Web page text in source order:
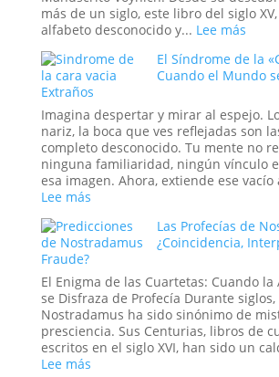
más de un siglo, este libro del siglo
alfabeto desconocido y... Lee más:
un
de
El Síndrome de la
Cuando el Mundo
Extraños
Imagina despertar y mirar al espejo.
nariz, la boca que ves reflejadas son
completo desconocido. Tu mente no
ninguna familiaridad, ningún vínculo
esa imagen. Ahora, extiende ese vacío
Lee más:
Síndrome
de
«Cara
Vacía»:
Cuando
el
Mundo
se
Las Profecías de
¿Coincidencia,
Fraude?
El Enigma de las Cuartetas: Cuando
se Disfraza de Profecía Durante
Nostradamus ha sido sinónimo de
presciencia. Sus Centurias, libros de
escritos en el siglo XVI, han sido un
Lee más: